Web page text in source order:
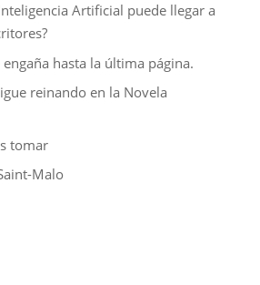
Artificial puede llegar a
hasta la última página.
reinando en la Novela
tomar
Malo